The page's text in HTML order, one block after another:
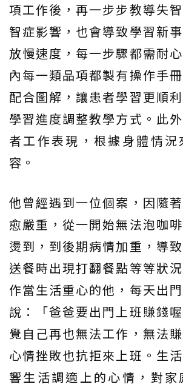
項工作後，再一步步教導失
智症影響，也會導致學習新
放慢速度，每一步驟都需耐
內每一類品項都製有操作手
配合圖解，讓患者學習更順
學習進度調整教學方式。此
者工作表現，根據身體情況
容。
他曾經遇到一位個案，因隨
愈嚴重，從一開始無法泡咖
燙到，到後期病情加重，導
送餐時出現打翻餐點等等狀
作當生活重心的他，每天出
說：「爸爸要出門上班賺錢
覺自己再也無法工作，無法
心情挫敗也抗拒來上班。生
響生活調適上的心情，對家